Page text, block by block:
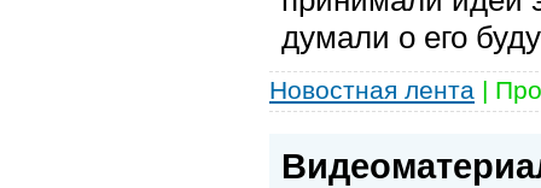
думали о его
Новостная лента |